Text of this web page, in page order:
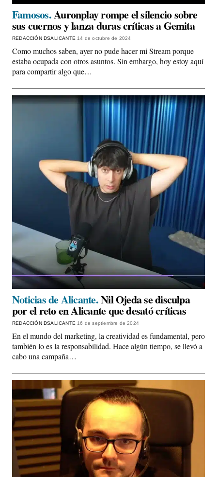
Famosos.Auronplay rompe el silencio sobre
sus cuernos y lanza duras críticas a Gemita
REDACCIÓN DSALICANTE14 de octubre de 2024
Como muchos saben, ayer no pude hacer mi Stream porque
estaba ocupada con otros asuntos. Sin embargo, hoy estoy aquí
para compartir algo que…
Noticias de Alicante.Nil Ojeda se disculpa
por el reto en Alicante que desató críticas
REDACCIÓN DSALICANTE16 de septiembre de 2024
En el mundo del marketing, la creatividad es fundamental, pero
también lo es la responsabilidad. Hace algún tiempo, se llevó a
cabo una campaña…